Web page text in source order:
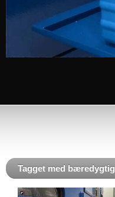
Tagget med bæredygtig